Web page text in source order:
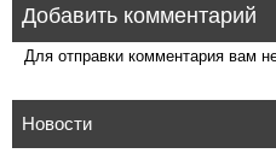
Добавить комментарий
Для отправки комментария вам
Новости